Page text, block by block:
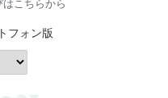
こちらから
フォン版